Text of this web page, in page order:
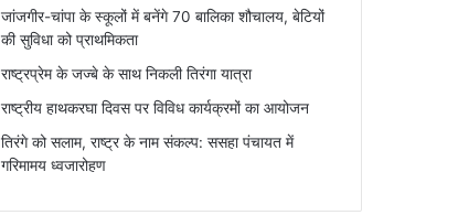
जांजगीर-चांपा के स्कूलों में बनेंगे 70 बालिका शौचालय, बेटियों
की सुविधा को प्राथमिकता
राष्ट्रप्रेम के जज्बे के साथ निकली तिरंगा यात्रा
राष्ट्रीय हाथकरघा दिवस पर विविध कार्यक्रमों का आयोजन
तिरंगे को सलाम, राष्ट्र के नाम संकल्प: ससहा पंचायत में
गरिमामय ध्वजारोहण